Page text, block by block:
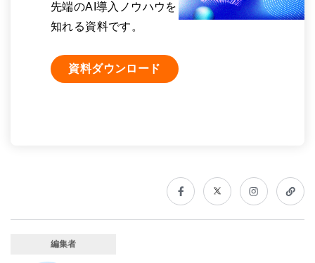
先端のAI導入ノウハウを
知れる資料です。
資料ダウンロード
編集者